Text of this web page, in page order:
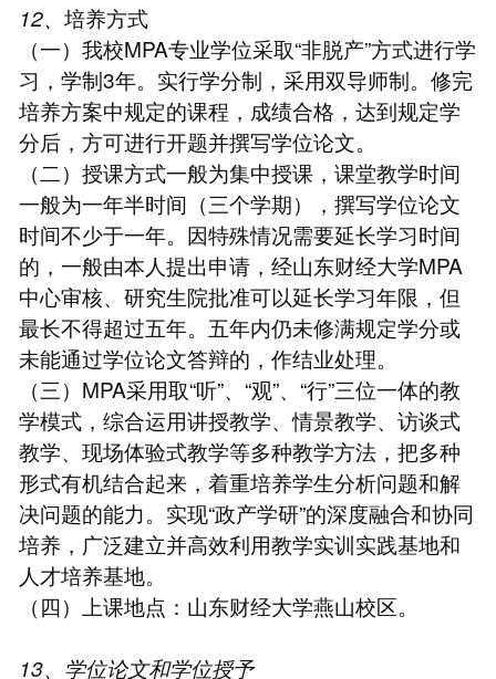
12、 培养方式
（一）我校MPA专业学位采取“非脱产”方式进行学
习，学制3年。实行学分制，采用双导师制。修完
培养方案中规定的课程，成绩合格，达到规定学
分后，方可进行开题并撰写学位论文。
（二）授课方式一般为集中授课，课堂教学时间
一般为一年半时间（三个学期），撰写学位论文
时间不少于一年。因特殊情况需要延长学习时间
的，一般由本人提出申请，经山东财经大学MPA
中心审核、研究生院批准可以延长学习年限，但
最长不得超过五年。五年内仍未修满规定学分或
未能通过学位论文答辩的，作结业处理。
（三）MPA采用取“听”、“观”、“行”三位一体的教
学模式，综合运用讲授教学、情景教学、访谈式
教学、现场体验式教学等多种教学方法，把多种
形式有机结合起来，着重培养学生分析问题和解
决问题的能力。实现“政产学研”的深度融合和协同
培养，广泛建立并高效利用教学实训实践基地和
人才培养基地。
（四）上课地点：山东财经大学燕山校区。
13、学位论文和学位授予